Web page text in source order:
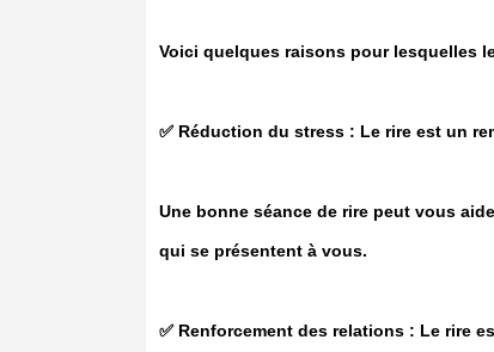
Voici quelques raisons pour lesquelles
✅️ Réduction du stress : Le rire est un
Une bonne séance de rire peut vous
qui se présentent à vous.
✅️ Renforcement des relations : Le rire